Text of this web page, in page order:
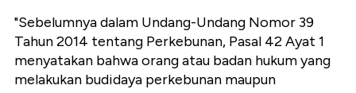
"Sebelumnya dalam Undang-Undang Nomor 39
Tahun 2014 tentang Perkebunan, Pasal 42 Ayat 1
menyatakan bahwa orang atau badan hukum yang
melakukan budidaya perkebunan maupun